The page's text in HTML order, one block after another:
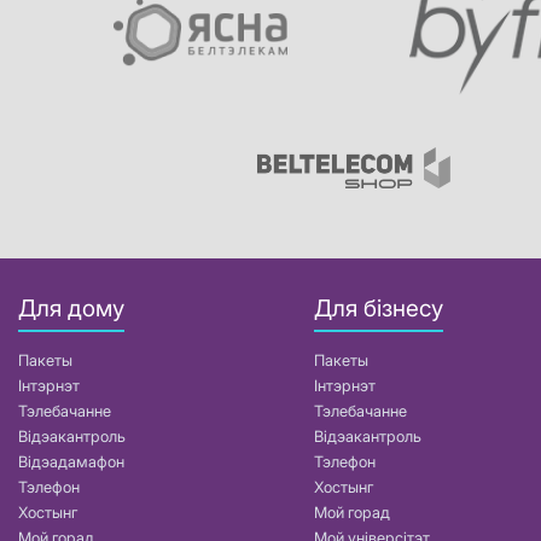
Для дому
Пакеты
Інтэрнэт
Тэлебачанне
Відэакантроль
Відэадамафон
Тэлефон
Хостынг
Для бізнесу
Пакеты
Інтэрнэт
Тэлебачанне
Відэакантроль
Тэлефон
Хостынг
Мой горад